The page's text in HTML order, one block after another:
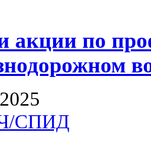
акции по
СПИД